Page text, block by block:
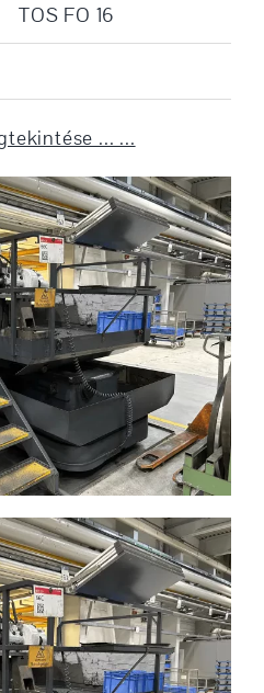
TOS FO 16
... ...